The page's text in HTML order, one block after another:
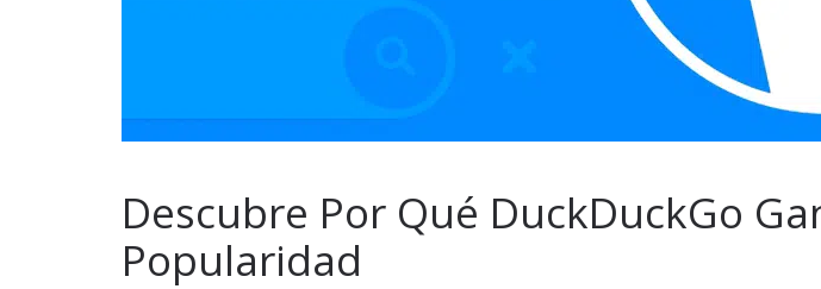
Descubre Por Qué DuckDuckGo
Popularidad